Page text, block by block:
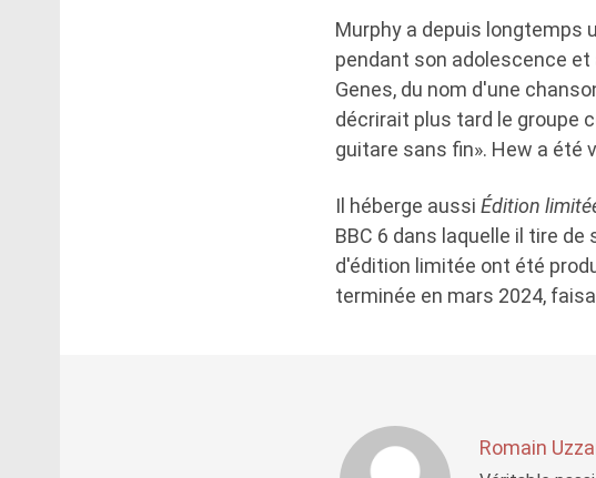
Murphy a depuis longtemps
pendant son adolescence et
Genes, du nom d'une
décrirait plus tard le groupe
guitare sans fin». Hew a été
Il héberge aussi Édition
BBC 6 dans laquelle il tire
d'édition limitée ont été
terminée en mars 2024,
Romain